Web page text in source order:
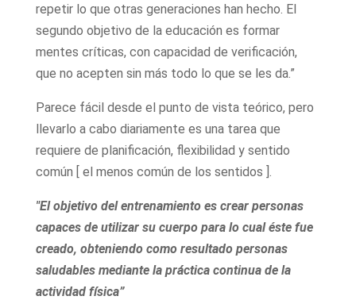
repetir lo que otras generaciones han hecho. El
segundo objetivo de la educación es formar
mentes críticas, con capacidad de verificación,
que no acepten sin más todo lo que se les da.”
Parece fácil desde el punto de vista teórico, pero
llevarlo a cabo diariamente es una tarea que
requiere de planificación, flexibilidad y sentido
común [ el menos común de los sentidos ].
"El objetivo del entrenamiento es crear personas
capaces de utilizar su cuerpo para lo cual éste fue
creado, obteniendo como resultado personas
saludables mediante la práctica continua de la
actividad física”